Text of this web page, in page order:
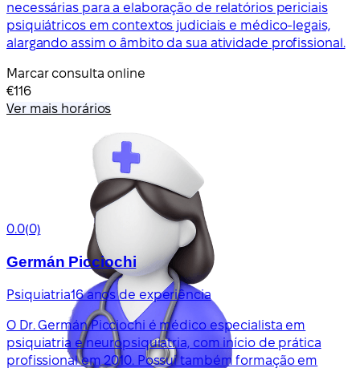
necessárias para a elaboração de relatórios periciais
psiquiátricos em contextos judiciais e médico-legais,
alargando assim o âmbito da sua atividade profissional.
Marcar consulta online
€116
Ver mais horários
0.0(0)
Germán Picciochi
Psiquiatria16 anos de experiência
O Dr. Germán Picciochi é médico especialista em
psiquiatria e neuropsiquiatria, com início de prática
profissional em 2010. Possui também formação em